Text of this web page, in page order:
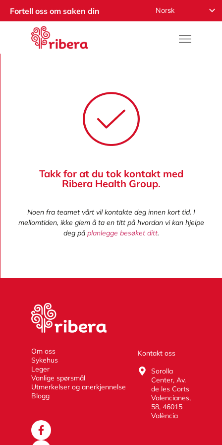
Fortell oss om saken din Norsk
Español
Takk for at du tok kontakt med
Ribera Health Group.
Noen fra teamet vårt vil kontakte deg innen kort tid. I
mellomtiden, ikke glem å ta en titt på hvordan vi kan hjelpe
deg på planlegge besøket ditt.
Om oss
Sykehus
Leger
Vanlige spørsmål
Utmerkelser og anerkjennelse
Blogg
Kontakt oss
Sorolla
Center, Av.
de les Corts
Valencianes,
58, 46015
València